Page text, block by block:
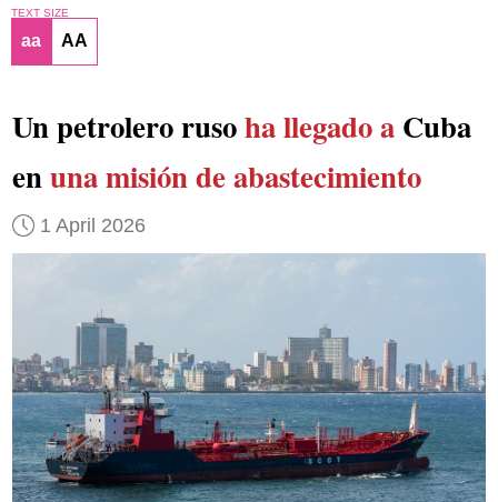
TEXT SIZE
aa AA
Un petrolero rusoha llegado aCuba
enuna misión de abastecimiento
1 April 2026